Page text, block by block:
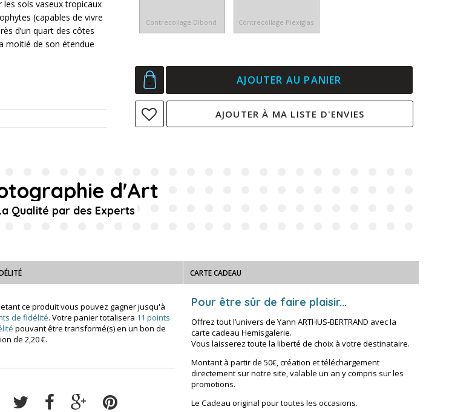
sols vaseux tropicaux
(capables de vivre
d’un quart des côtes
moitié de son étendue
Contrecollage Dibond Contrecollage Plexiglas
AJOUTER AU PANIER
AJOUTER À MA LISTE D'ENVIES
d'Art
Qualité par des Experts
ce produit vous pouvez gagner jusqu'à
de fidélité. Votre panier totalisera 11 points
pouvant être transformé(s) en un bon de
de 2,20 €.
CARTE CADEAU
Pour être sûr de faire plaisir...
Offrez tout l’univers de Yann ARTHUS-BERTRAND avec la
carte cadeau Hemisgalerie.
Vous laisserez toute la liberté de choix à votre destinataire.
Montant à partir de 50€, création et téléchargement
directement sur notre site, valable un an y compris sur les
promotions.
Le Cadeau original pour toutes les occasions.